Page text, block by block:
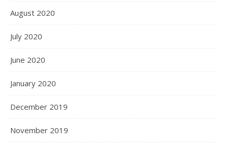
August 2020
July 2020
June 2020
January 2020
December 2019
November 2019